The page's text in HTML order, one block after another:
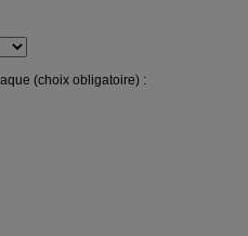
(choix obligatoire) :